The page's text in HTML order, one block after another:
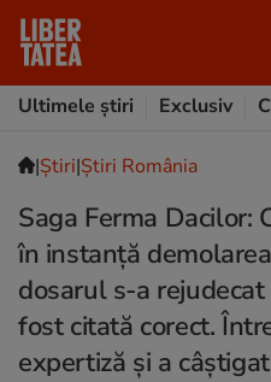
Ultimele știri
Exclusiv
|Ştiri|Știri România
Saga Ferma Dacilor:
în instanță
dosarul s-a
fost citată corect.
expertiză și a câștigat